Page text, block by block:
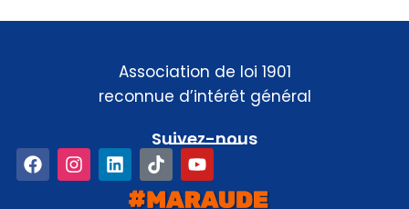
Association de loi 1901
reconnue d’intérêt général
Suivez-nous​